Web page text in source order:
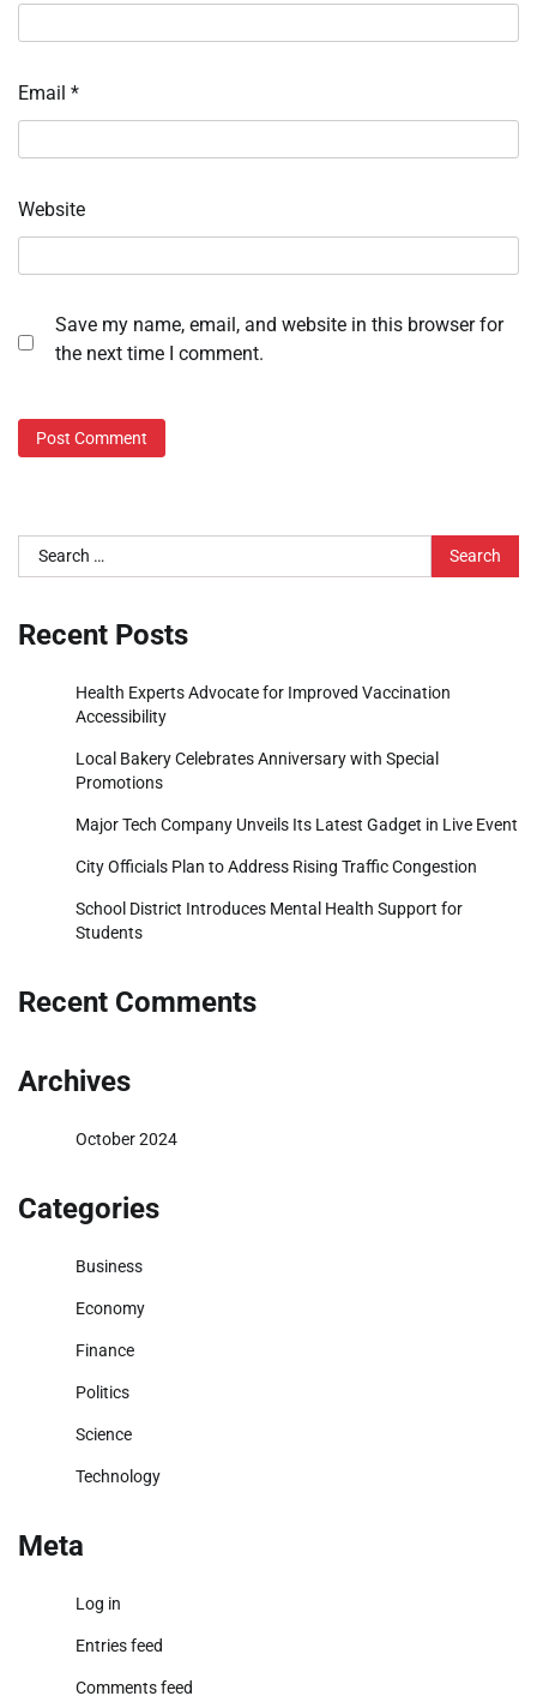
Email *
Website
Save my name, email, and website in this browser for
the next time I comment.
Search
for:
Recent Posts
Health Experts Advocate for Improved Vaccination
Accessibility
Local Bakery Celebrates Anniversary with Special
Promotions
Major Tech Company Unveils Its Latest Gadget in Live Event
City Officials Plan to Address Rising Traffic Congestion
School District Introduces Mental Health Support for
Students
Recent Comments
Archives
October 2024
Categories
Business
Economy
Finance
Politics
Science
Technology
Meta
Log in
Entries feed
Comments feed